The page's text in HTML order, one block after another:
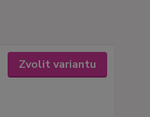
Zvolit variantu